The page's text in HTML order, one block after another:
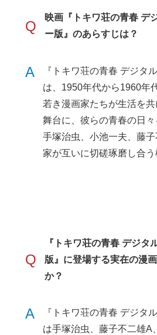
Q
映画『トキワ荘の青春 デ
ー版』のあらすじは？
A
『トキワ荘の青春 デジタ
は、1950年代から1960年
若き漫画家たちが生活を
舞台に、彼らの青春の日々
手塚治虫、小池一夫、藤
家が互いに切磋琢磨し合う
Q
『トキワ荘の青春 デジタ
版』に登場する実在の漫
か？
A
『トキワ荘の青春 デジタ
は手塚治虫、藤子不二雄A